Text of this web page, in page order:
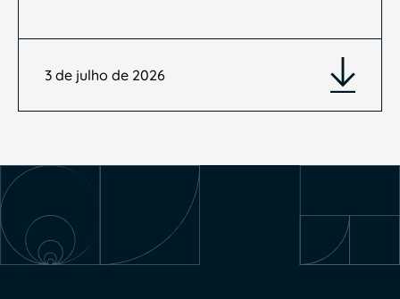
3 de julho de 2026